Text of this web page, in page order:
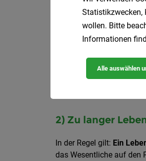
Eine Studie des
haben.
Am
später fliegen
2) Zu langer
In der Regel gilt: Ein
das Wesentliche auf den
Statistikzwecken,
wollen. Bitte
Informationen
Alle auswählen